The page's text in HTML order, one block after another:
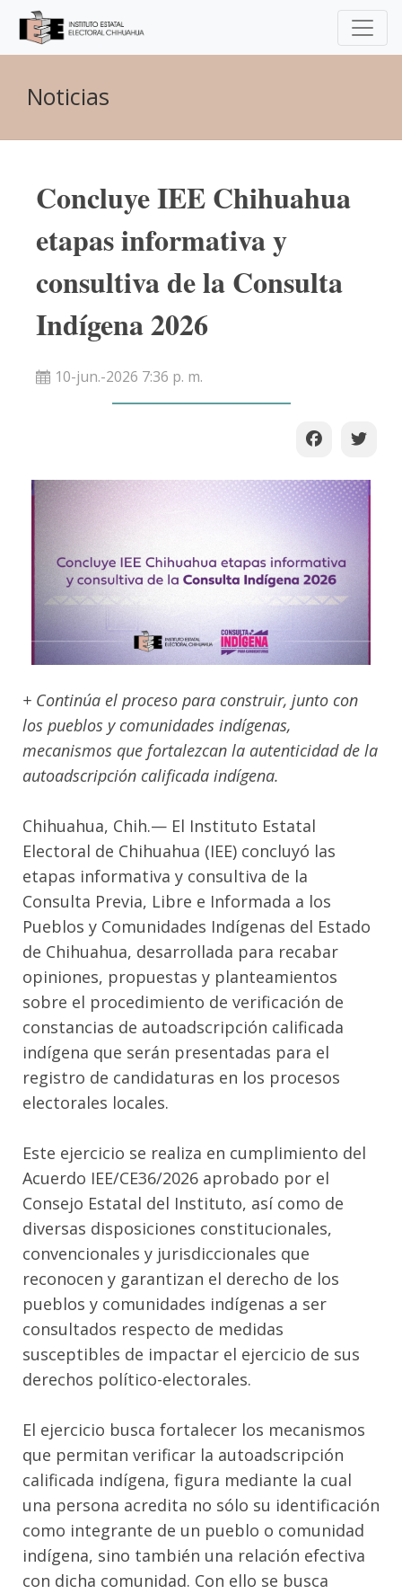
Noticias
Concluye IEE Chihuahua
etapas informativa y
consultiva de la Consulta
Indígena 2026
10-jun.-2026 7:36 p. m.
+ Continúa el proceso para construir, junto con
los pueblos y comunidades indígenas,
mecanismos que fortalezcan la autenticidad de la
autoadscripción calificada indígena.
Chihuahua, Chih.— El Instituto Estatal
Electoral de Chihuahua (IEE) concluyó las
etapas informativa y consultiva de la
Consulta Previa, Libre e Informada a los
Pueblos y Comunidades Indígenas del Estado
de Chihuahua, desarrollada para recabar
opiniones, propuestas y planteamientos
sobre el procedimiento de verificación de
constancias de autoadscripción calificada
indígena que serán presentadas para el
registro de candidaturas en los procesos
electorales locales.
Este ejercicio se realiza en cumplimiento del
Acuerdo IEE/CE36/2026 aprobado por el
Consejo Estatal del Instituto, así como de
diversas disposiciones constitucionales,
convencionales y jurisdiccionales que
reconocen y garantizan el derecho de los
pueblos y comunidades indígenas a ser
consultados respecto de medidas
susceptibles de impactar el ejercicio de sus
derechos político-electorales.
El ejercicio busca fortalecer los mecanismos
que permitan verificar la autoadscripción
calificada indígena, figura mediante la cual
una persona acredita no sólo su identificación
como integrante de un pueblo o comunidad
indígena, sino también una relación efectiva
con dicha comunidad. Con ello se busca